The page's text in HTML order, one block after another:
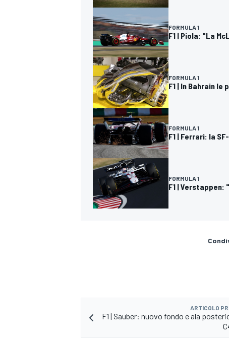
RALLY
FORMULA 1
F1 | Piola: "La
FORMULA 1
F1 | In Bahrain le
FORMULA 1
F1 | Ferrari: la
FORMULA 1
F1 |
ARTICOLO
F1 | Sauber: nuovo fondo e ala